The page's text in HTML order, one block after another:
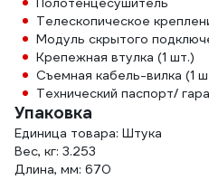
Телескопическое
Модуль скрытого
Крепежная втулка (1 шт.)
Съемная кабель-вилка (1
Технический паспорт/
Упаковка
Единица товара: Штука
Вес, кг: 3.253
Длина, мм: 670